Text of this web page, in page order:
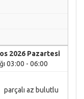
2026 Pazartesi
03:00 - 06:00
parçalı az bulutlu